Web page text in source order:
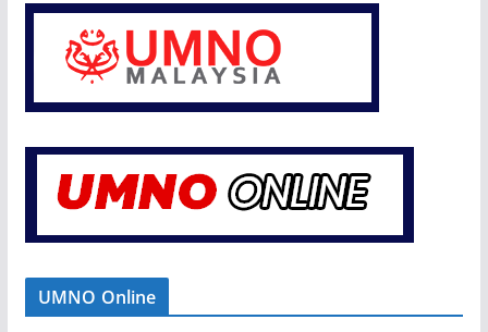
UMNO Online